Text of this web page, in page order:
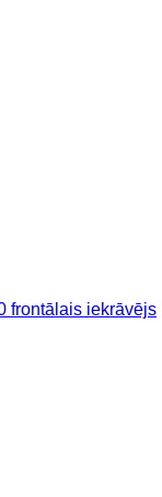
frontālais iekrāvējs